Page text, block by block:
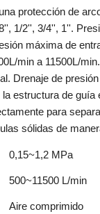
protección de
1/2'', 3/4'', 1''.
máxima de
min a 11500L/
Drenaje de
estructura de guía
para
sólidas de
0,15~1,2 MPa
500~11500 L/min
Aire comprimido